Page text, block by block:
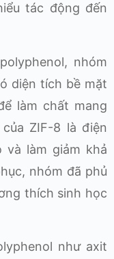
tác động đến
nhóm
diện tích bề mặt
làm chất mang
ZIF-8 là điện
làm giảm khả
nhóm đã phủ
thích sinh học
như axit